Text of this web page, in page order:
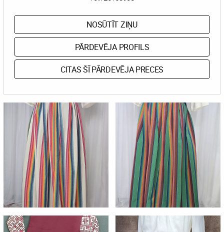
NOSŪTĪT ZIŅU
PĀRDEVĒJA PROFILS
CITAS ŠĪ PĀRDEVĒJA PRECES